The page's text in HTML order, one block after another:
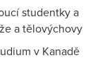
studentky a
a tělovýchovy
v Kanadě